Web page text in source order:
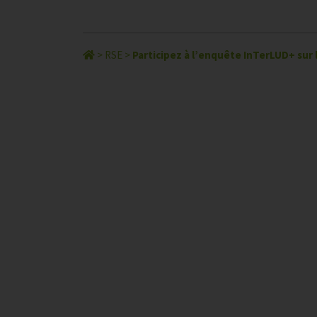
> RSE > Participez à l’enquête InTerLUD+ sur